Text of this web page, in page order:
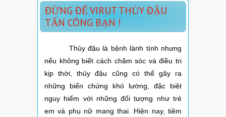
ĐỪNG ĐỂ VIRUT THỦY ĐẬU
TẤN CÔNG BẠN !
Thủy đậu là bệnh lành tính nhưng
nếu không biết cách chăm sóc và điều trị
kịp thời, thủy đậu cũng có thể gây ra
những biến chứng khó lường, đặc biệt
nguy hiểm với những đối tượng như trẻ
em và phụ nữ mang thai. Hiện nay, tiêm